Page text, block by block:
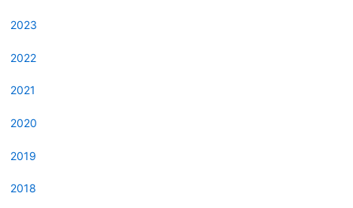
2023
2022
2021
2020
2019
2018